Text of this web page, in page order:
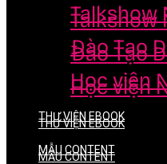
Talkshow
Đào Tạo
Học viện
THƯ VIỆN EBOOK
MẪU CONTENT
Talkshow
Đào Tạo
Học viện
THƯ VIỆN EBOOK
MẪU CONTENT